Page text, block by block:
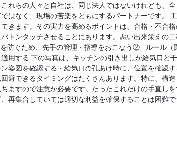
れらの人々と自社は、同じ法人ではないけれども、
はなく、現場の苦楽をともにするパートナーです。
きます。その実力を高めるポイントは、合格・不合
トンタッチさせることにあります。悪い出来栄えの
防ぐため、先手の管理・指導をおこなう② ルール（
用する 下の写真は、キッチンの引き出しが給気口と
姿図を確認する・給気口の孔あけ時に、位置を確認
避できるタイミングはたくさんあります。特に、構
ますので注意が必要です。たったこれだけの手直し
再集合していては適切な利益を確保することは困難で